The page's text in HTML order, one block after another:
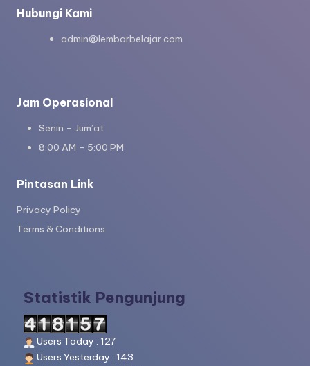
Hubungi Kami
admin@lembarbelajar.com
Jam Operasional
Senin – Jum’at
8:00 AM – 5:00 PM
Pintasan Link
Privacy Policy
Terms & Conditions
Statistik Pengunjung
Users Today : 127
Users Yesterday : 143